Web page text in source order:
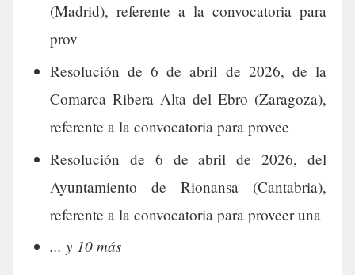
(Madrid), referente a la convocatoria para
prov
Resolución de 6 de abril de 2026, de la
Comarca Ribera Alta del Ebro (Zaragoza),
referente a la convocatoria para provee
Resolución de 6 de abril de 2026, del
Ayuntamiento de Rionansa (Cantabria),
referente a la convocatoria para proveer una
... y 10 más